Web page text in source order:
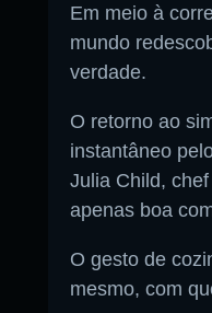
Em meio à
mundo
verdade.
O retorno ao
instantâneo
Julia Child,
apenas boa
O gesto de
mesmo, com